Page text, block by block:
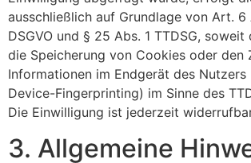
ausschließlich auf Grundlage von Art. 6
DSGVO und § 25 Abs. 1 TTDSG,
die Speicherung von Cookies oder den
Informationen im Endgerät des Nutzers
Device-Fingerprinting) im Sinne des
Die Einwilligung ist jederzeit
3. Allgemeine